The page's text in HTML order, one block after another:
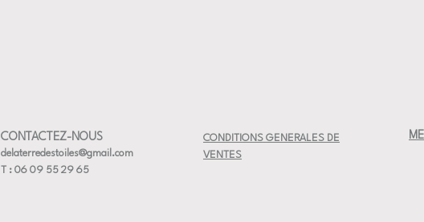
CONTACTEZ-NOUS
delaterredestoiles@gmail.com
T : 06 09 55 29 65
CONDITIONS GENERALES DE
VENTES